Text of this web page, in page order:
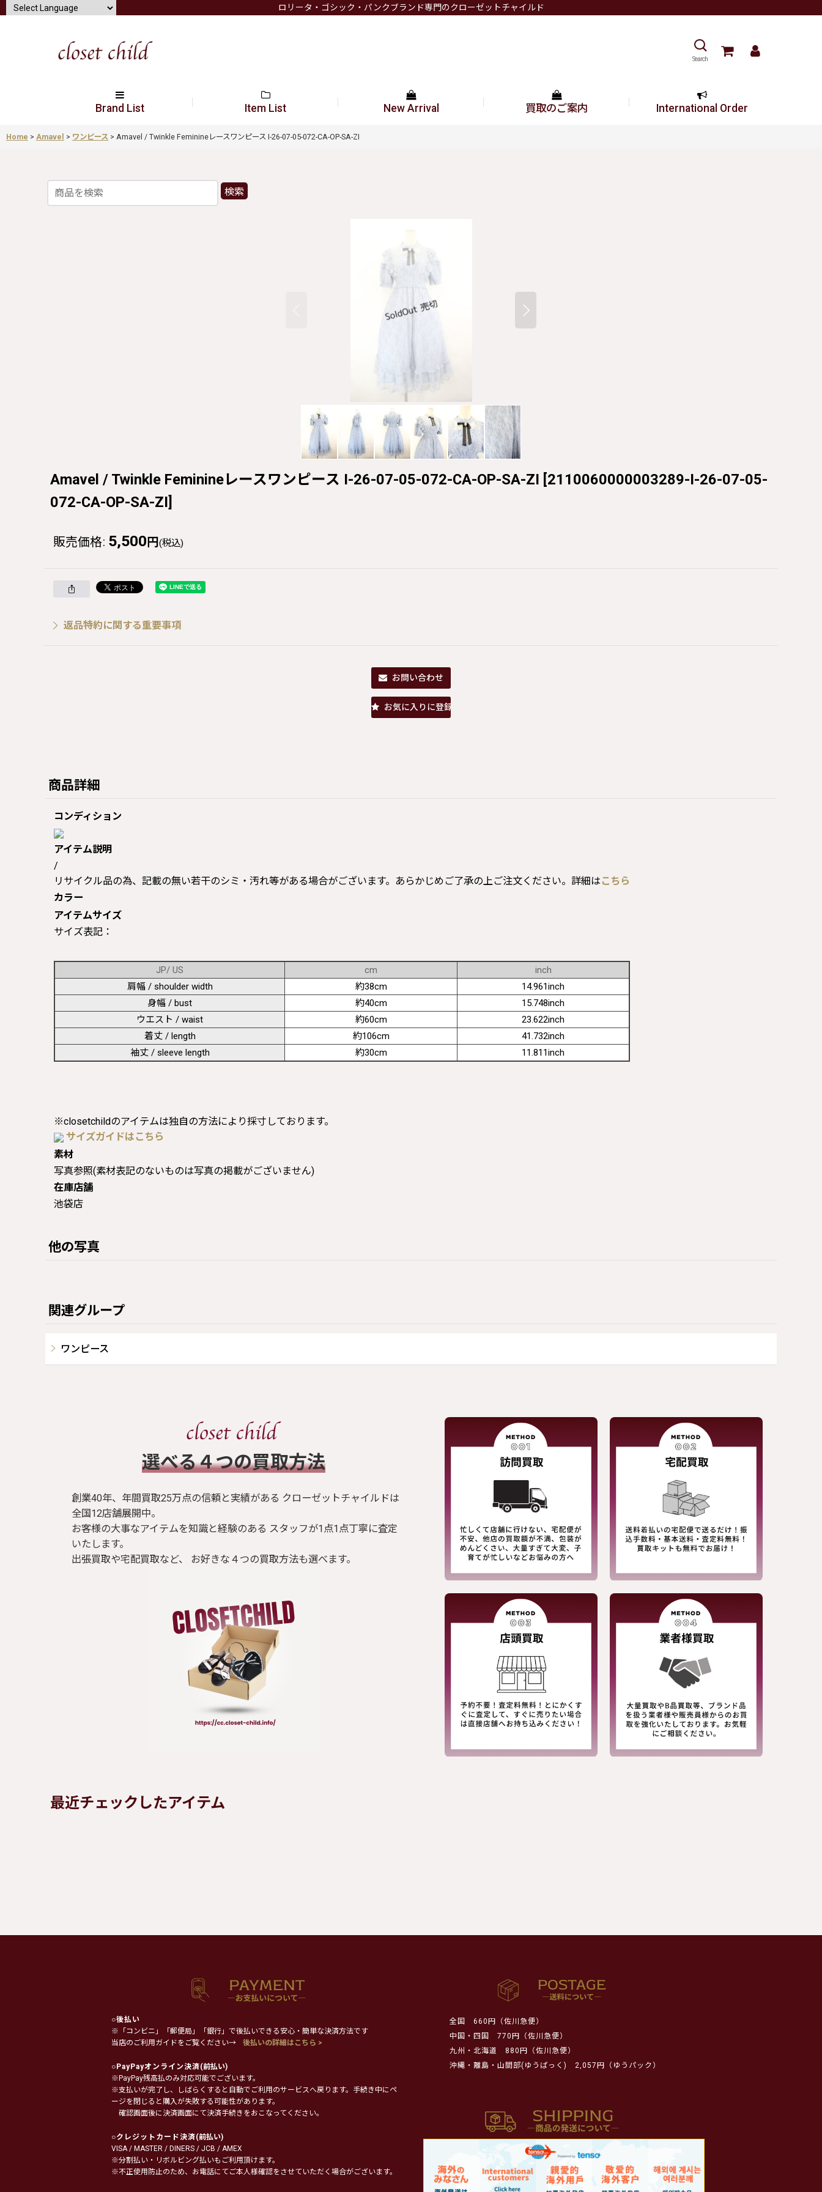
ロリータ・ゴシック・パンクブランド専門のクローゼットチャイルド
Search
Brand List Item List New Arrival 買取のご案内 International Order
Home > Amavel > ワンピース > Amavel / Twinkle Feminineレースワンピース I-26-07-05-072-CA-OP-SA-ZI
検索
Amavel / Twinkle Feminineレースワンピース I-26-07-05-072-CA-OP-SA-ZI [2110060000003289-I-26-07-05-
072-CA-OP-SA-ZI]
販売価格: 5,500 円 (税込)
返品特約に関する重要事項
お問い合わせ
お気に入りに登録
商品詳細
コンディション
アイテム説明
/
リサイクル品の為、記載の無い若干のシミ・汚れ等がある場合がございます。あらかじめご了承の上ご注文ください。詳細は こちら
カラー
アイテムサイズ
サイズ表記：
JP/ US cm
inch
肩幅 / shoulder width
約38cm
14.961inch
身幅 / bust
約40cm
15.748inch
ウエスト / waist
約60cm
23.622inch
着丈 / length
約106cm
41.732inch
袖丈 / sleeve length
約30cm 11.811inch
※closetchildのアイテムは独自の方法により採寸しております。
サイズガイドはこちら
素材
写真参照(素材表記のないものは写真の掲載がございません)
在庫店舗
池袋店
他の写真
関連グループ
ワンピース
​選べる４つの買取方法
創業40年、年間買取25万点の信頼と実績がある クローゼットチャイルドは
全国12店舗展開中。
お客様の大事なアイテムを知識と経験のある スタッフが1点1点丁寧に査定
いたします。
出張買取や宅配買取など、 お好きな４つの買取方法も選べます。
最近チェックしたアイテム
○後払い
※「コンビニ」「郵便局」「銀行」で後払いできる安心・簡単な決済方法です
当店のご利用ガイドをご覧ください→
後払いの詳細はこちら >
○PayPayオンライン決済(前払い)
※PayPay残高払のみ対応可能でございます。
※支払いが完了し、しばらくすると自動でご利用のサービスへ戻ります。手続き中にペ
ージを閉じると購入が失敗する可能性があります。
確認画面後に決済画面にて決済手続きをおこなってください。
○クレジットカード決済(前払い)
VISA / MASTER / DINERS / JCB / AMEX
※分割払い・リボルビング払いもご利用頂けます。
※不正使用防止のため、お電話にてご本人様確認をさせていただく場合がございます。
全国
660円（佐川急便）
中国・四国
770円（佐川急便）
九州・北海道
880円（佐川急便）
沖縄・離島・山間部(ゆうぱっく)
2,057円（ゆうパック）